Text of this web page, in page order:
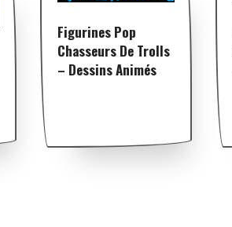
Figurines Pop
Chasseurs De Trolls
– Dessins Animés